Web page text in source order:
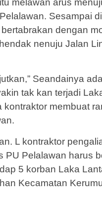
melawan arus
Sesampai
dengan
nenuju Jalan
Seandainya
tak kan terjadi
kontraktor membuat
L kontraktor
PU Pelalawan harus
5 korban Laka
Kecamatan